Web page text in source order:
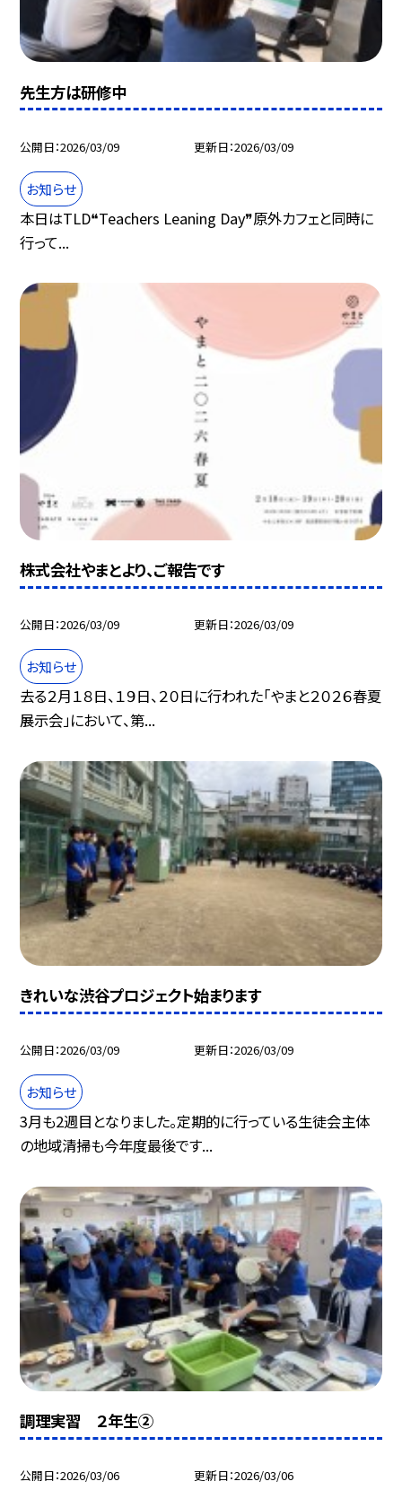
先生方は研修中
公開日 2026/03/09 更新日 2026/03/09
お知らせ
本日はTLD❝Teachers Leaning Day❞原外カフェと同時に
行って...
株式会社やまとより、ご報告です
公開日 2026/03/09 更新日 2026/03/09
お知らせ
去る２月１８日、１９日、２０日に行われた「やまと２０２６春夏
展示会」において、第...
きれいな渋谷プロジェクト始まります
公開日 2026/03/09 更新日 2026/03/09
お知らせ
3月も2週目となりました。定期的に行っている生徒会主体
の地域清掃も今年度最後です...
調理実習 ２年生②
公開日 2026/03/06 更新日 2026/03/06